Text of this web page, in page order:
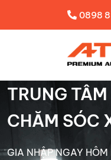
0898
TRUNG
CHĂM SÓC
GIA NHẬP NGAY